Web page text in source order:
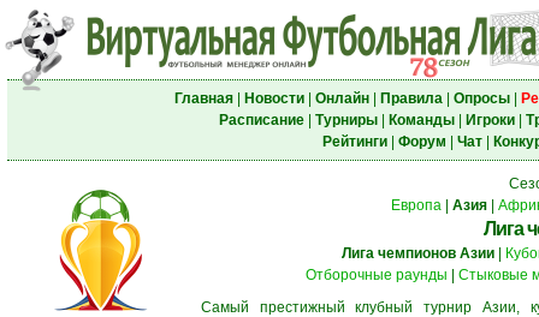
Главная| Новости| Онлайн| Правила| Опросы|
Расписание| Турниры| Команды| Игроки|
Рейтинги| Форум Чат|
Европа
Азия
Лига
Лига чемпионов Азии
Отборочные раунды
Стыковые
Самый престижный клубный турнир Азии,